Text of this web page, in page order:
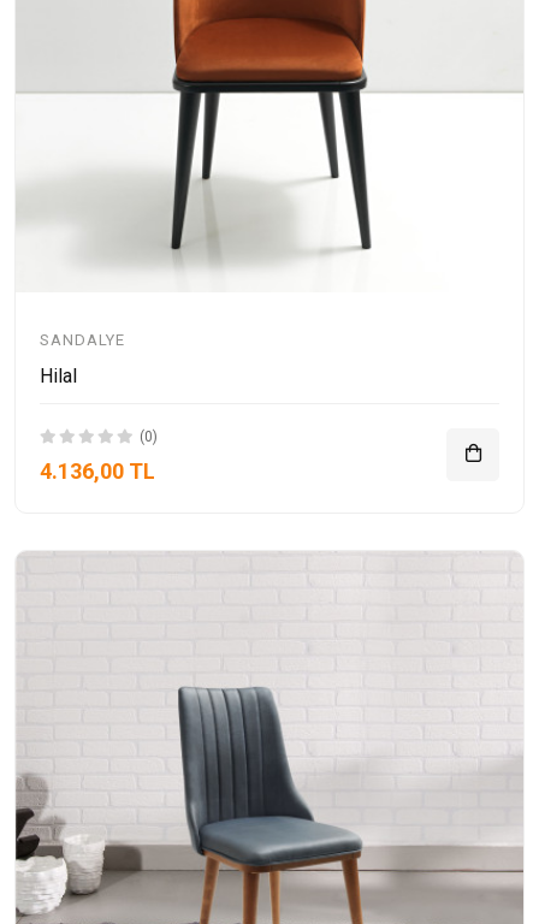
SANDALYE
Hilal
(0)
4.136,00 TL